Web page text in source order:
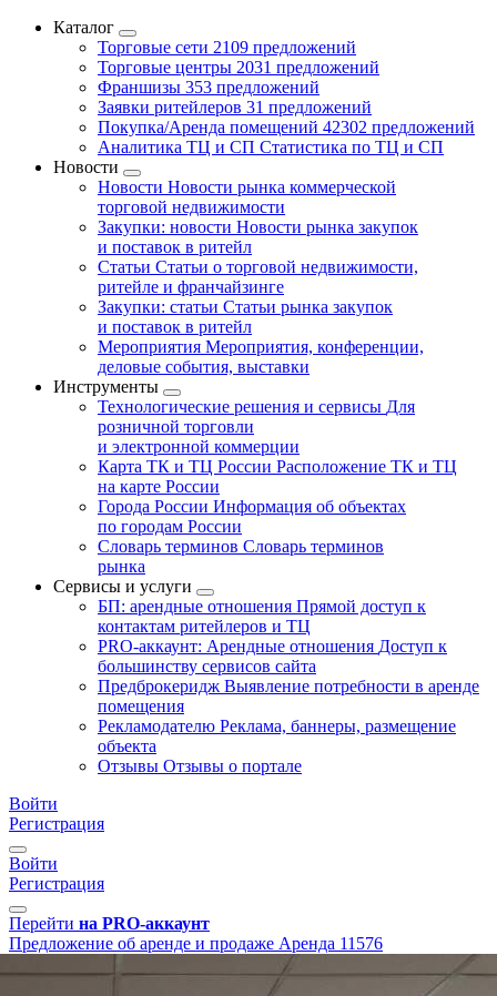
Каталог
Торговые сети 2109 предложений
Торговые центры 2031 предложений
Франшизы 353 предложений
Заявки ритейлеров 31 предложений
Покупка/Аренда помещений 42302 предложений
Аналитика ТЦ и СП Статистика по ТЦ и СП
Новости
Новости Новости рынка коммерческой
торговой недвижимости
Закупки: новости Новости рынка закупок
и поставок в ритейл
Статьи Статьи о торговой недвижимости,
ритейле и франчайзинге
Закупки: статьи Статьи рынка закупок
и поставок в ритейл
Мероприятия Мероприятия, конференции,
деловые события, выставки
Инструменты
Технологические решения и сервисы Для
розничной торговли
и электронной коммерции
Карта ТК и ТЦ России Расположение ТК и ТЦ
на карте России
Города России Информация об объектах
по городам России
Словарь терминов Словарь терминов
рынка
Сервисы и услуги
БП: арендные отношения Прямой доступ к
контактам ритейлеров и ТЦ
PRO-аккаунт: Арендные отношения Доступ к
большинству сервисов сайта
Предброкеридж Выявление потребности в аренде
помещения
Рекламодателю Реклама, баннеры, размещение
объекта
Отзывы Отзывы о портале
Войти
Регистрация
Войти
Регистрация
Перейти на PRO-аккаунт
Предложение об аренде и продаже Аренда 11576